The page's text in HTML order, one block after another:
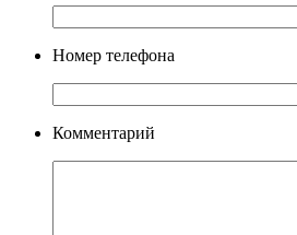
Номер телефона
Комментарий